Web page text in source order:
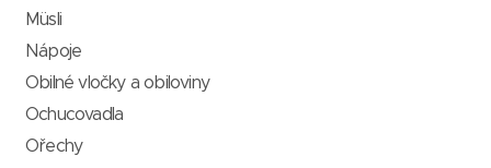
Müsli
Nápoje
Obilné vločky a obiloviny
Ochucovadla
Ořechy